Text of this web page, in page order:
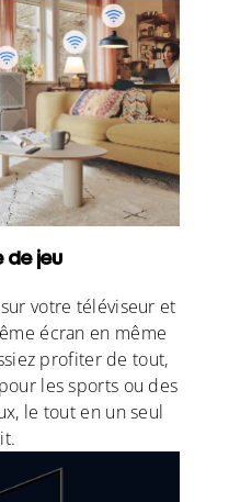
de jeu
votre téléviseur et
écran en même
profiter de tout,
les sports ou des
le tout en un seul